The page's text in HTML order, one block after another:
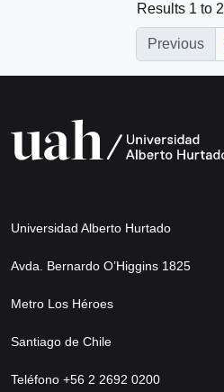
Results 1 to
Previous
Universidad Alberto Hurtado
Avda. Bernardo O’Higgins 1825
Metro Los Héroes
Santiago de Chile
Teléfono +56 2 2692 0200